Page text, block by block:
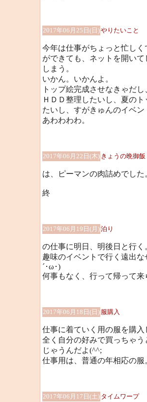
2017年06月25日(日)やりたいこと
今年は仕事がちょっと忙し
ができても、ネットを開い
しまう。
いかん。いかんよ。
トップ絵完成させなきゃだ
ＨＤＤ整理したいし、夏の
たいし、すがきゅんのイベ
あわわわわ。
2017年06月22日(木) きょうの晩御飯
は、ピーマンの肉詰めでした
終
2017年06月19日(月)泊り
の仕事に明日、明後日と行く
趣味のイベントで行く遠出
´･ω･)
何事もなく、行って帰って
2017年06月18日(日) 服購入
仕事に着ていく用の服を購
全く自分の好みで買っちゃ
じゃうんだよ(^^;
仕事用は、普通の年相応の服
2017年06月17日(土) タイムワープ